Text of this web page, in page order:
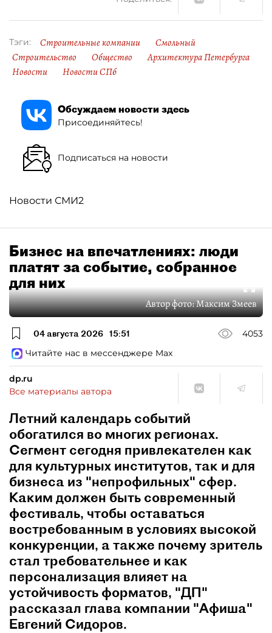
Тэги: Строительные компании
Смольный
Строительство
Общество
Архитектура Петербурга
Новости
Новости СПб
Обсуждаем новости здесь
Присоединяйтесь!
Подписаться на новости
Новости СМИ2
Бизнес на впечатлениях: люди
платят за событие, собранное
для них
Автор фото:Максим Змеев
04 августа 2026 15:51
4053
Читайте нас в мессенджере Max
dp.ru
Все материалы автора
Летний календарь событий
обогатился во многих регионах.
Сегмент сегодня привлекателен как
для культурных институтов, так и для
бизнеса из "непрофильных" сфер.
Каким должен быть современный
фестиваль, чтобы оставаться
востребованным в условиях высокой
конкуренции, а также почему зритель
стал требовательнее и как
персонализация влияет на
устойчивость форматов, "ДП"
рассказал глава компании "Афиша"
Евгений Сидоров.